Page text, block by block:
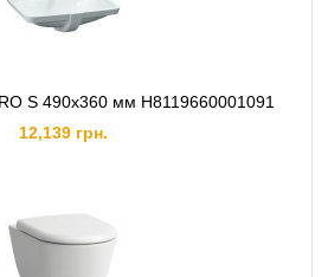
S 490х360 мм H8119660001091
12,139 грн.